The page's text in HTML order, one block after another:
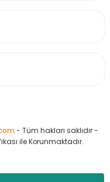
- Tüm hakları saklıdır -
ile Korunmaktadır.